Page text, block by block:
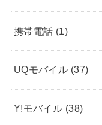
携帯電話 (1)
UQモバイル (37)
Y!モバイル (38)